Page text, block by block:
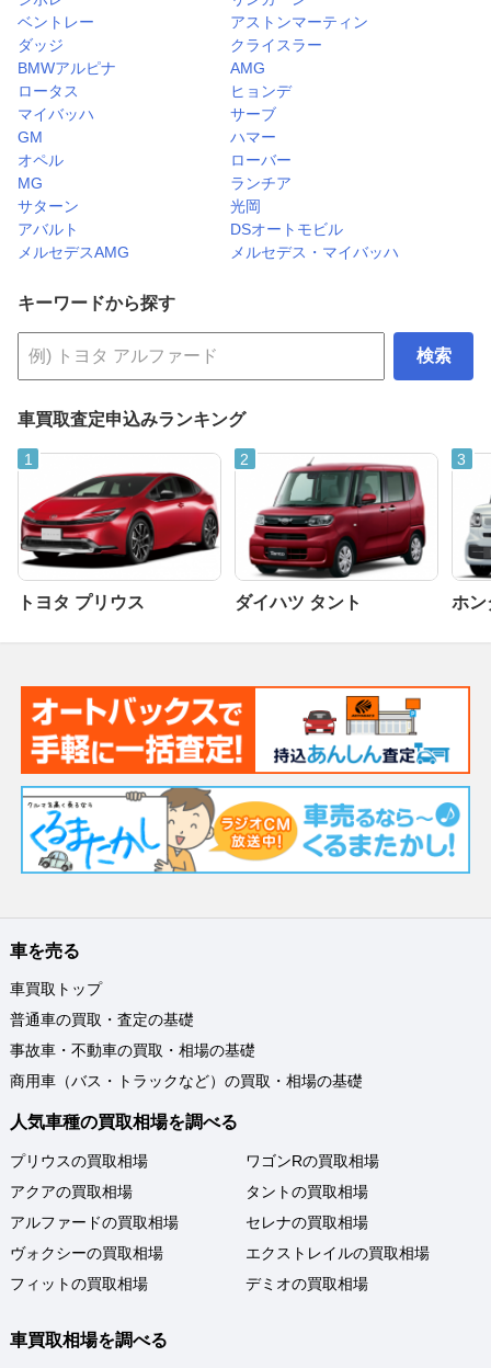
ベントレー
アストンマーティン
ダッジ
クライスラー
BMWアルピナ
AMG
ロータス
ヒョンデ
マイバッハ
サーブ
GM
ハマー
オペル
ローバー
MG
ランチア
サターン
光岡
アバルト
DSオートモビル
メルセデスAMG
メルセデス・マイバッハ
キーワードから探す
検索
車買取査定申込みランキング
トヨタ プリウス ダイハツ タント ホン
車を売る
車買取トップ
普通車の買取・査定の基礎
事故車・不動車の買取・相場の基礎
商用車（バス・トラックなど）の買取・相場の基礎
人気車種の買取相場を調べる
プリウスの買取相場
アクアの買取相場
アルファードの買取相場
ヴォクシーの買取相場
フィットの買取相場
ワゴンRの買取相場
タントの買取相場
セレナの買取相場
エクストレイルの買取相場
デミオの買取相場
車買取相場を調べる